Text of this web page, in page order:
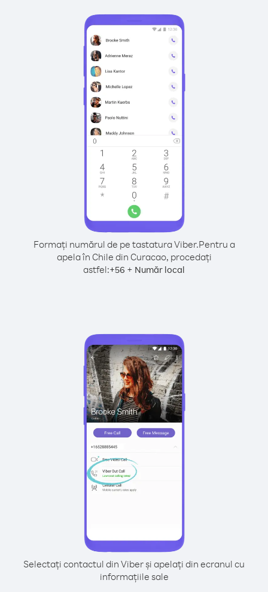
Formați numărul de pe tastatura Viber.Pentru a
apela în Chile din Curacao, procedați
astfel:+56 + Număr local
Selectați contactul din Viber și apelați din ecranul cu
informațiile sale